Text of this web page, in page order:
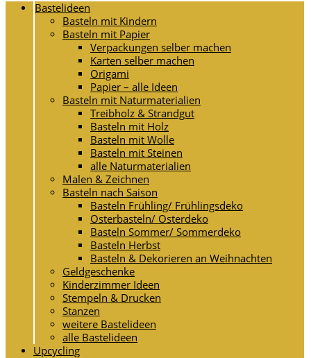
Bastelideen
Basteln mit Kindern
Basteln mit Papier
Verpackungen selber machen
Karten selber machen
Origami
Papier – alle Ideen
Basteln mit Naturmaterialien
Treibholz & Strandgut
Basteln mit Holz
Basteln mit Wolle
Basteln mit Steinen
alle Naturmaterialien
Malen & Zeichnen
Basteln nach Saison
Basteln Frühling/ Frühlingsdeko
Osterbasteln/ Osterdeko
Basteln Sommer/ Sommerdeko
Basteln Herbst
Basteln & Dekorieren an Weihnachten
Geldgeschenke
Kinderzimmer Ideen
Stempeln & Drucken
Stanzen
weitere Bastelideen
alle Bastelideen
Upcycling